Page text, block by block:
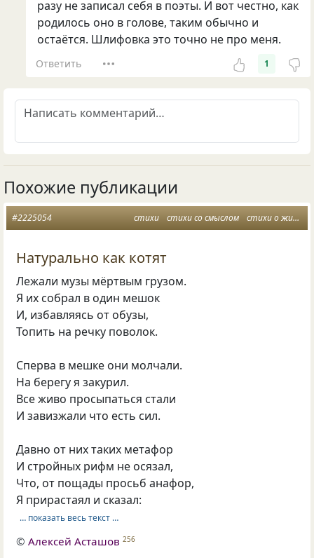
разу не записал себя в поэты. И вот честно, как
родилось оно в голове, таким обычно и
остаётся. Шлифовка это точно не про меня.
Ответить 1
Похожие публикации
стихи стихи со смыслом стихи о жизни
#2225054
Натурально как котят
Лежали музы мёртвым грузом.
Я их собрал в один мешок
И, избавляясь от обузы,
Топить на речку поволок.
Сперва в мешке они молчали.
На берегу я закурил.
Все живо просыпаться стали
И завизжали что есть сил.
Давно от них таких метафор
И стройных рифм не осязал,
Что, от пощады просьб анафор,
Я прирастаял и сказал:
… показать весь текст …
©Алексей Асташов 256